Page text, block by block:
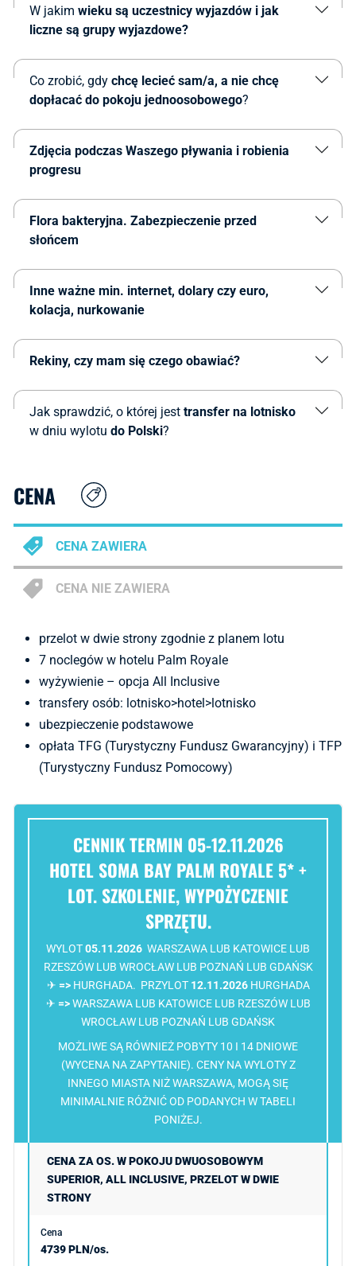
W jakim wieku są uczestnicy wyjazdów i jak
liczne są grupy wyjazdowe?
Co zrobić, gdy chcę lecieć sam/a, a nie chcę
dopłacać do pokoju jednoosobowego?
Zdjęcia podczas Waszego pływania i robienia
progresu
Flora bakteryjna. Zabezpieczenie przed
słońcem
Inne ważne min. internet, dolary czy euro,
kolacja, nurkowanie
Rekiny, czy mam się czego obawiać?
Jak sprawdzić, o której jest transfer na lotnisko
w dniu wylotu do Polski?
CENA
CENA ZAWIERA
CENA NIE ZAWIERA
przelot w dwie strony zgodnie z planem lotu
7 noclegów w hotelu Palm Royale
wyżywienie – opcja All Inclusive
transfery osób: lotnisko>hotel>lotnisko
ubezpieczenie podstawowe
opłata TFG (Turystyczny Fundusz Gwarancyjny) i TFP
(Turystyczny Fundusz Pomocowy)
CENNIK TERMIN 05-12.11.2026
HOTEL SOMA BAY PALM ROYALE 5* +
LOT. SZKOLENIE, WYPOŻYCZENIE
SPRZĘTU.
WYLOT05.11.2026 WARSZAWA LUB KATOWICE LUB
RZESZÓW LUB WROCŁAW LUB POZNAŃ LUB GDAŃSK
✈ =>HURGHADA. PRZYLOT 12.11.2026HURGHADA
✈ =>WARSZAWA LUB KATOWICE LUB RZESZÓW LUB
WROCŁAW LUB POZNAŃ LUB GDAŃSK
MOŻLIWE SĄ RÓWNIEŻ POBYTY 10 I 14 DNIOWE
(WYCENA NA ZAPYTANIE). CENY NA WYLOTY Z
INNEGO MIASTA NIŻ WARSZAWA, MOGĄ SIĘ
MINIMALNIE RÓŻNIĆ OD PODANYCH W TABELI
PONIŻEJ.
CENA ZA OS. W POKOJU DWUOSOBOWYM
SUPERIOR, ALL INCLUSIVE, PRZELOT W DWIE
STRONY
4739 PLN/os.